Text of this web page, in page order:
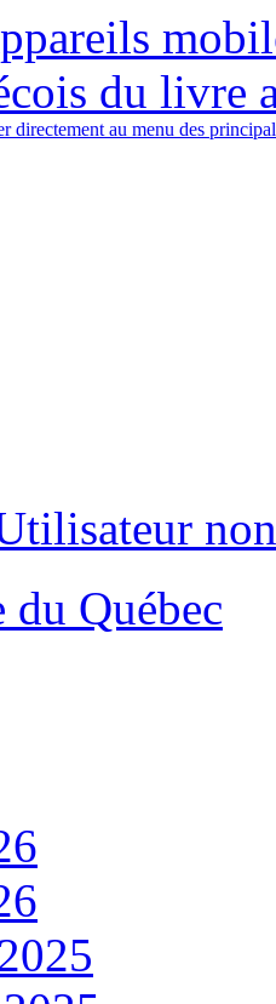
du livre
directement au menu des
Québec